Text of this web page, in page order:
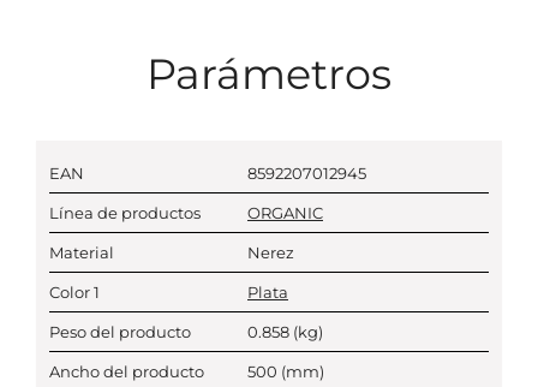
Parámetros
EAN 8592207012945
Línea de productos ORGANIC
Material Nerez
Color 1 Plata
Peso del producto 0.858 (kg)
Ancho del producto 500 (mm)